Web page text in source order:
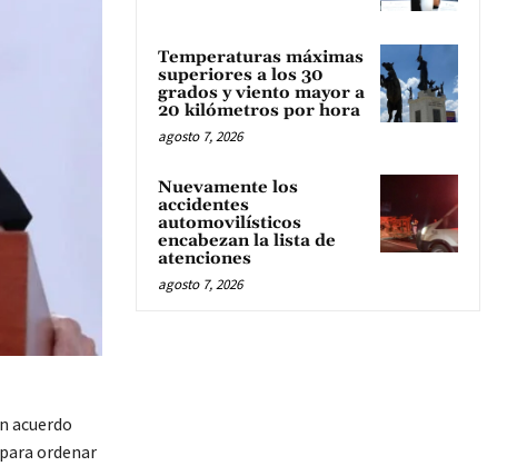
acuerdo
ordenar
Temperaturas máximas
superiores a los 30
grados y viento mayor a
20 kilómetros por hora
agosto 7, 2026
Nuevamente los
accidentes
automovilísticos
encabezan la lista de
atenciones
agosto 7, 2026